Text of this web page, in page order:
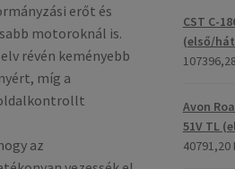
erőt és
motoroknál is.
révén keményebb
míg a
az
CST C-
(első/
Avon
51V TL
40791,20